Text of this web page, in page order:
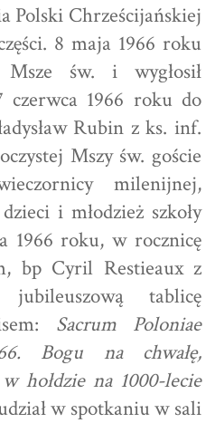
Polski Chrześcijańskiej
8 maja 1966 roku
Msze św. i wygłosił
czerwca 1966 roku do
Rubin z ks. inf.
Mszy św. goście
milenijnej,
i młodzież szkoły
1966 roku, w rocznicę
bp Cyril Restieaux z
jubileuszową tablicę
Sacrum Poloniae
Bogu na chwałę,
hołdzie na 1000-lecie
w spotkaniu w sali